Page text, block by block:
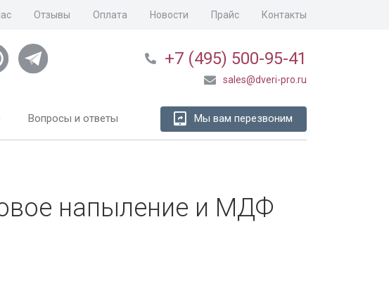
Отзывы Оплата Новости Прайс Контакты
+7 (495) 500-95-41
sales@dveri-pro.ru
Вопросы и ответы Мы вам перезвоним
напыление и МДФ